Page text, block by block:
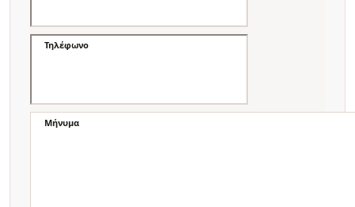
Τηλέφωνο
Μήνυμα